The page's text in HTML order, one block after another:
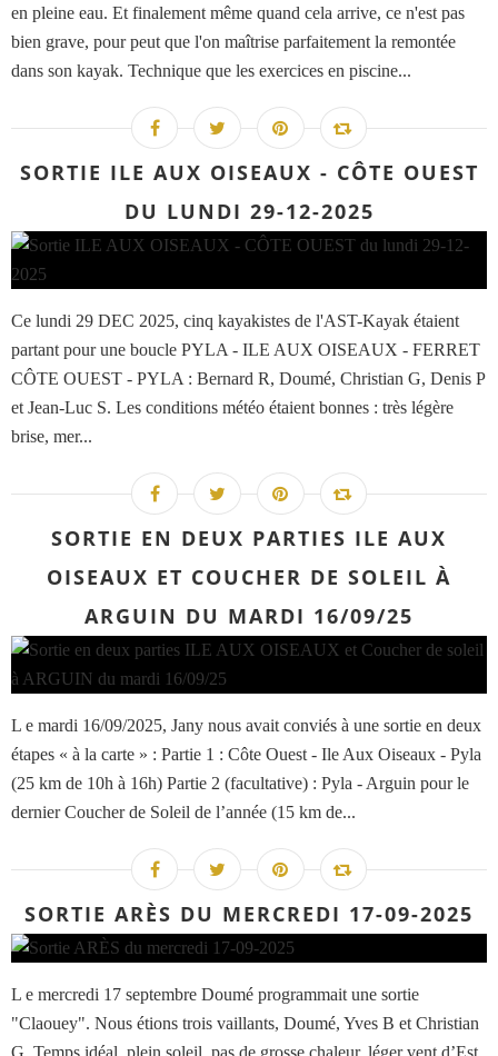
en pleine eau. Et finalement même quand cela arrive, ce n'est pas
bien grave, pour peut que l'on maîtrise parfaitement la remontée
dans son kayak. Technique que les exercices en piscine...
SORTIE ILE AUX OISEAUX - CÔTE OUEST
DU LUNDI 29-12-2025
Ce lundi 29 DEC 2025, cinq kayakistes de l'AST-Kayak étaient
partant pour une boucle PYLA - ILE AUX OISEAUX - FERRET
CÔTE OUEST - PYLA : Bernard R, Doumé, Christian G, Denis P
et Jean-Luc S. Les conditions météo étaient bonnes : très légère
brise, mer...
SORTIE EN DEUX PARTIES ILE AUX
OISEAUX ET COUCHER DE SOLEIL À
ARGUIN DU MARDI 16/09/25
L e mardi 16/09/2025, Jany nous avait conviés à une sortie en deux
étapes « à la carte » : Partie 1 : Côte Ouest - Ile Aux Oiseaux - Pyla
(25 km de 10h à 16h) Partie 2 (facultative) : Pyla - Arguin pour le
dernier Coucher de Soleil de l’année (15 km de...
SORTIE ARÈS DU MERCREDI 17-09-2025
L e mercredi 17 septembre Doumé programmait une sortie
"Claouey". Nous étions trois vaillants, Doumé, Yves B et Christian
G. Temps idéal, plein soleil, pas de grosse chaleur, léger vent d’Est ,